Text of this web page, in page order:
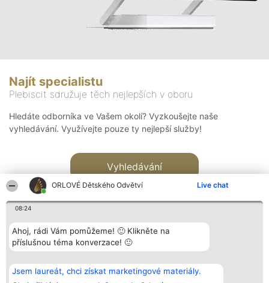
ORLOVÉ Dětského Odvětví Live chat
08:24
Ahoj, rádi Vám pomůžeme! 🙂 Klikněte na
příslušnou téma konverzace! 🙂
Jsem laureát, chci získat marketingové materiály.
Najít specialistu
Plebiscit sdružuje těch nejlepších v oboru
Hledáte odborníka ve Vašem okolí? Vyzkoušejte naše
vyhledávání. Využívejte pouze ty nejlepší služby!
Vyhledávání
Bright Side Solutions sp. z o.
o. sp. k.
ul. Ruska 22
Vítězové
Seznam všech
laureátů
Kontakt